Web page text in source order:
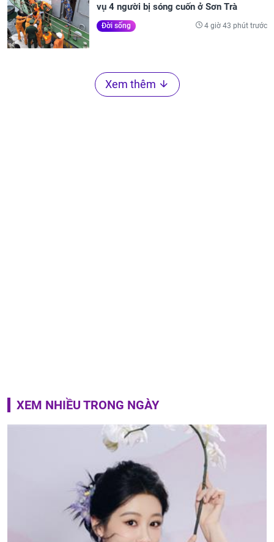
vụ 4 người bị sóng cuốn ở Sơn Trà
Đời sống 4 giờ 43 phút trước
Xem thêm
XEM NHIỀU TRONG NGÀY